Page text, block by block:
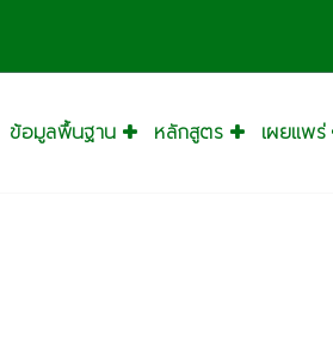
ข้อมูลพื้นฐาน หลักสูตร เผยแพร่